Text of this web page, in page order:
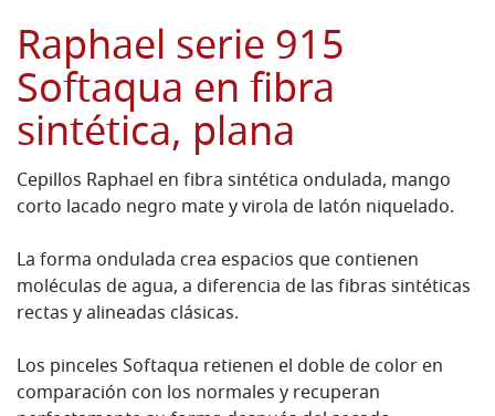
Raphael serie 915
Softaqua en fibra
sintética, plana
Cepillos Raphael en fibra sintética ondulada, mango
corto lacado negro mate y virola de latón niquelado.
La forma ondulada crea espacios que contienen
moléculas de agua, a diferencia de las fibras sintéticas
rectas y alineadas clásicas.
Los pinceles Softaqua retienen el doble de color en
comparación con los normales y recuperan